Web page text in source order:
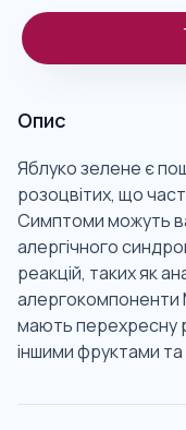
Опис
Яблуко зелене є
розоцвітих, що
Симптоми можуть
алергічного
реакцій, таких як
алергокомпоненти
мають перехресну
іншими фруктами